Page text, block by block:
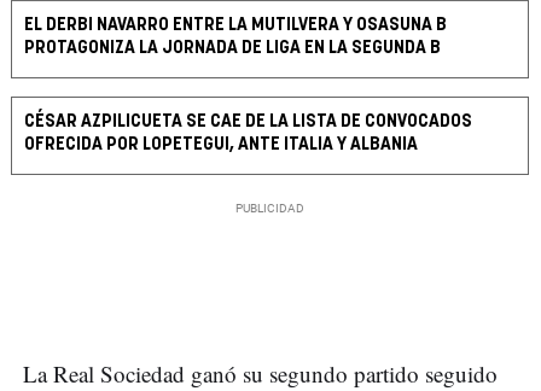
EL DERBI NAVARRO ENTRE LA MUTILVERA Y OSASUNA B
PROTAGONIZA LA JORNADA DE LIGA EN LA SEGUNDA B
CÉSAR AZPILICUETA SE CAE DE LA LISTA DE CONVOCADOS
OFRECIDA POR LOPETEGUI, ANTE ITALIA Y ALBANIA
La Real Sociedad ganó su segundo partido seguido